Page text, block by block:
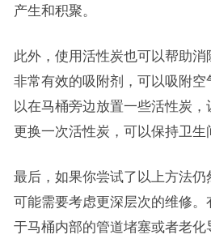
产生和积聚。
此外，使用活性炭也可以帮助
非常有效的吸附剂，可以吸附
以在马桶旁边放置一些活性炭，
更换一次活性炭，可以保持卫生
最后，如果你尝试了以上方法仍
可能需要考虑更深层次的维修
于马桶内部的管道堵塞或者老